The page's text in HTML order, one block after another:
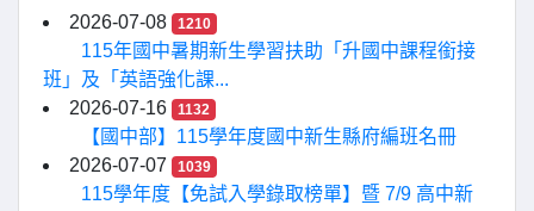
2026-07-08 1210
115年國中暑期新生學習扶助「升國中課程銜接
班」及「英語強化課...
2026-07-16
1132
【國中部】115學年度國中新生縣府編班名冊
2026-07-07
1039
115學年度【免試入學錄取榜單】暨 7/9 高中新